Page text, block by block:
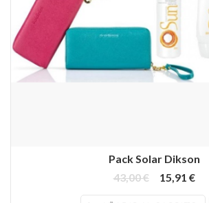
Pack Solar Dikson
43,00 €
15,91 €